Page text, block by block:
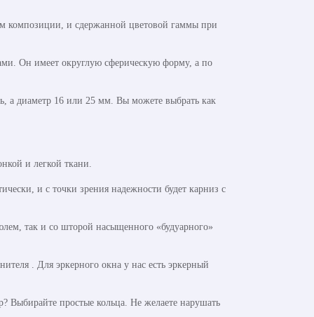
композиции, и сдержанной цветовой гаммы при
Он имеет округлую сферическую форму, а по
а диаметр 16 или 25 мм. Вы можете выбрать как
и легкой ткани.
и с точки зрения надежности будет карниз с
так и со шторой насыщенного «будуарного»
. Для эркерного окна у нас есть эркерный
Выбирайте простые кольца. Не желаете нарушать